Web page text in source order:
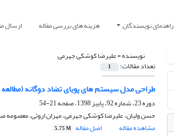
راهنمای نویسندگان هزینه های بررسی مقاله ارسال
نویسنده =علیرضا کوشکی جهرمی
تعداد مقالات: 1
طراحی مدل سیستم های پویای تضاد دوگانه
دوره 23، شماره 92، پاییز 1398، صفحه
21-54
حسن ولیان، علیرضا کوشکی جهرمی، مهران اروئی،
مشاهده مقاله
اصل مقاله 5.75 M